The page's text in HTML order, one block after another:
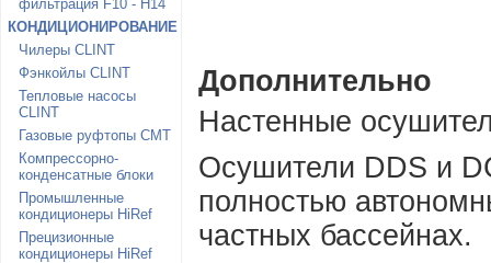
фильтрация F10 - H14
КОНДИЦИОНИРОВАНИЕ
Чилеры CLINT
Фэнкойлы CLINT
Тепловые насосы
CLINT
Газовые руфтопы CMT
Компрессорно-
конденсатные блоки
Промышленные
кондиционеры HiRef
Прецизионные
кондиционеры HiRef
Дополнительно
Настенные
Осушители DDS и
полностью
частных бассейнах.